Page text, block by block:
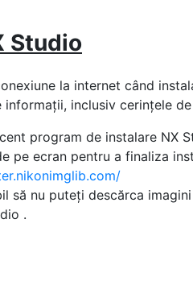
Studio
la internet când
informații, inclusiv cerințele
program de instalare NX
pe ecran pentru a finaliza
să nu puteți descărca
.